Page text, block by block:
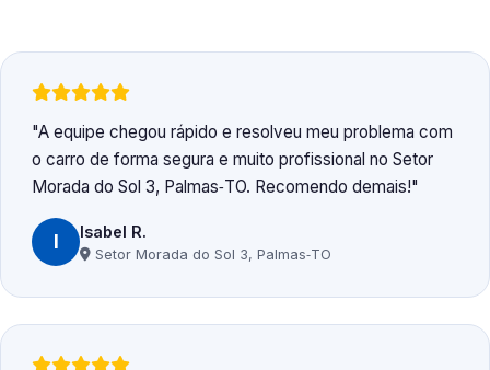
A equipe chegou rápido e resolveu meu problema com
o carro de forma segura e muito profissional no Setor
Morada do Sol 3, Palmas‑TO. Recomendo demais!
I Isabel R.
Setor Morada do Sol 3, Palmas‑TO